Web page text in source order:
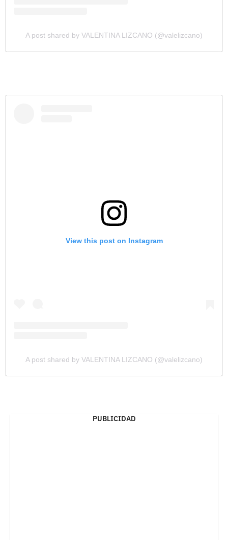
A post shared by VALENTINA LIZCANO (@valelizcano)
View this post on Instagram
A post shared by VALENTINA LIZCANO (@valelizcano)
PUBLICIDAD